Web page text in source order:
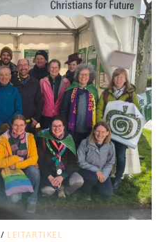
MESSBARE
/ LEITARTIKEL